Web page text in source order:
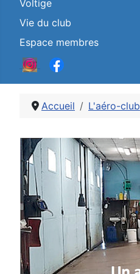
Voltige
Vie du club
Espace membres
Accueil L'aéro-club
Détails